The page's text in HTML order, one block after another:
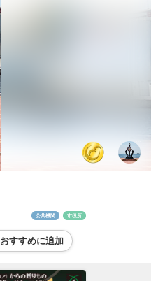
公共機関 市役所
おすすめに追加